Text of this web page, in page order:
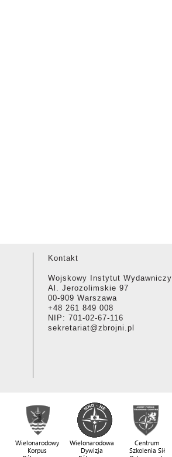
Kontakt
Wojskowy Instytut Wydawniczy
Al. Jerozolimskie 97
00-909 Warszawa
+48 261 849 008
NIP: 701-02-67-116
sekretariat@zbrojni.pl
Wielonarodowy
Korpus
Wielonarodowa
Dywizja
Centrum
Szkolenia Sił